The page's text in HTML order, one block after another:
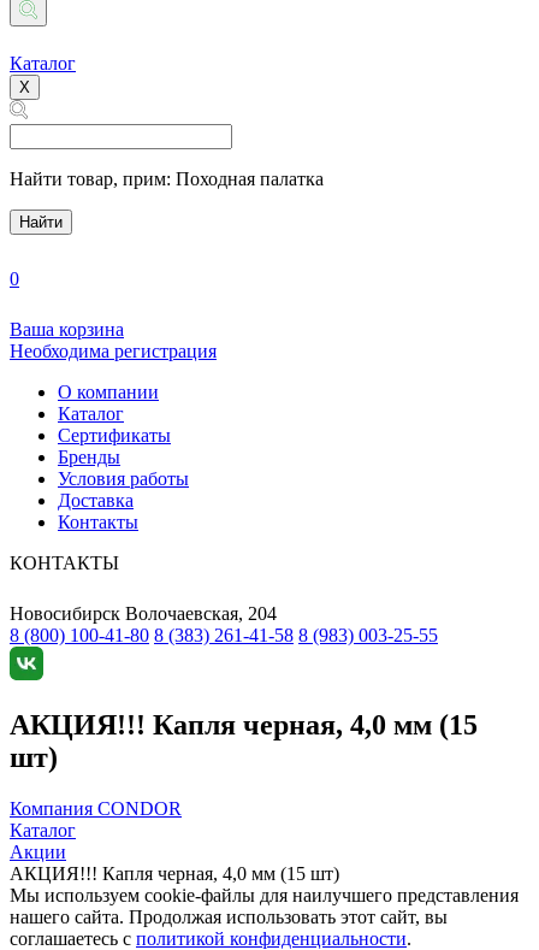
Каталог
X
Найти товар, прим: Походная палатка
Найти
0
Ваша корзина
Необходима регистрация
О компании
Каталог
Сертификаты
Бренды
Условия работы
Доставка
Контакты
КОНТАКТЫ
Новосибирск Волочаевская, 204
8 (800) 100-41-80 8 (383) 261-41-58 8 (983) 003-25-55
АКЦИЯ!!! Капля черная, 4,0 мм (15
шт)
Компания CONDOR
Каталог
Акции
АКЦИЯ!!! Капля черная, 4,0 мм (15 шт)
Мы используем cookie-файлы для наилучшего представления
нашего сайта. Продолжая использовать этот сайт, вы
соглашаетесь c политикой конфиденциальности.